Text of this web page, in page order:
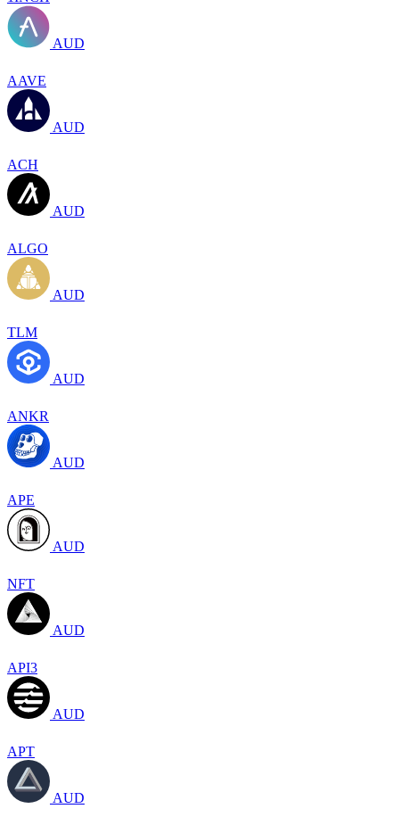
AUD
AAVE
AUD
ACH
AUD
ALGO
AUD
TLM
AUD
ANKR
AUD
APE
AUD
NFT
AUD
API3
AUD
APT
AUD